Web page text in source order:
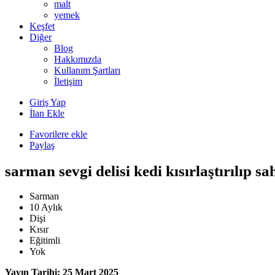
malt
yemek
Keşfet
Diğer
Blog
Hakkımızda
Kullanım Şartları
İletişim
Giriş Yap
İlan Ekle
Favorilere ekle
Paylaş
sarman sevgi delisi kedi kısırlaştırılıp
Sarman
10 Aylık
Dişi
Kısır
Eğitimli
Yok
Yayın Tarihi: 25 Mart 2025